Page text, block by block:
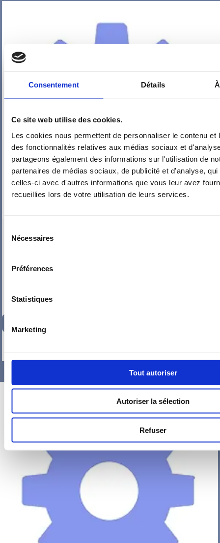
Consentement Détails
Ce site web utilise des cookies.
Les cookies nous permettent de personnaliser le contenu et
des fonctionnalités relatives aux médias sociaux et
partageons également des informations sur l'utilisation de
partenaires de médias sociaux, de publicité et d'analyse,
celles-ci avec d'autres informations que vous leur avez
recueillies lors de votre utilisation de leurs services.
Nécessaires
Préférences
Statistiques
Marketing
Tout autoriser
Autoriser la sélection
Refuser
COULOIR (LAMPES ET PRISES)